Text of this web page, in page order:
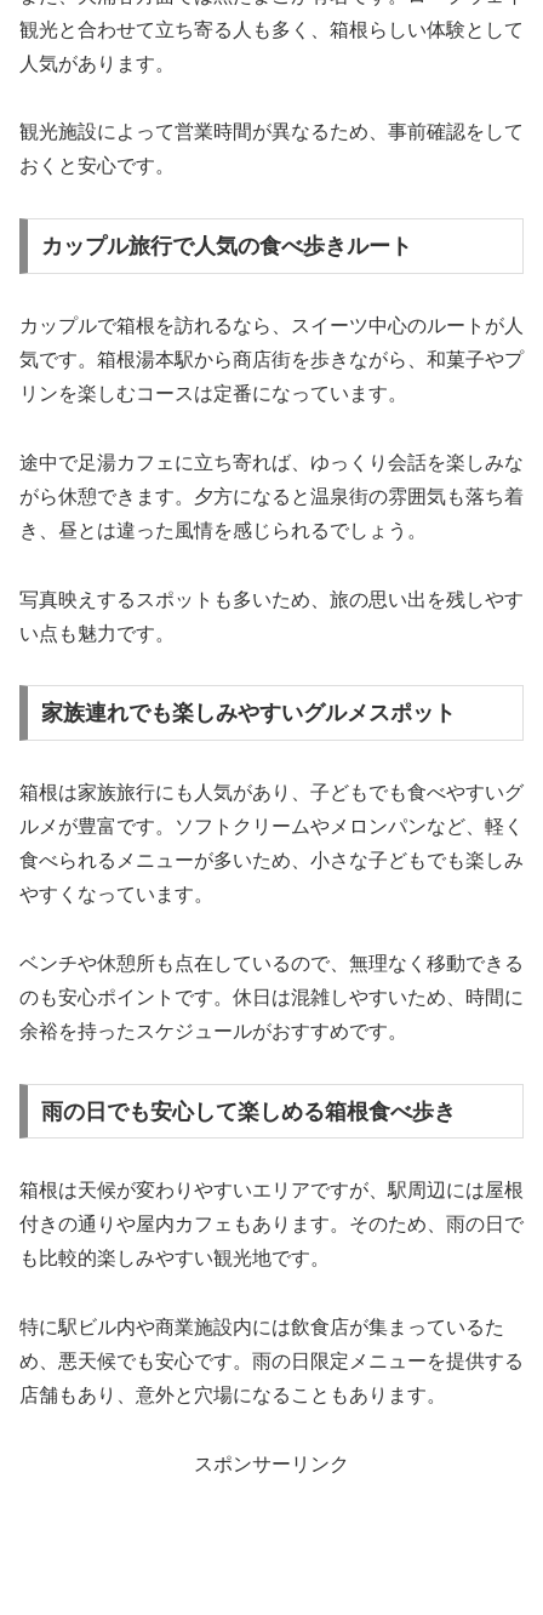
観光と合わせて立ち寄る人も多く、箱根らしい体験として
人気があります。
観光施設によって営業時間が異なるため、事前確認をして
おくと安心です。
カップル旅行で人気の食べ歩きルート
カップルで箱根を訪れるなら、スイーツ中心のルートが人
気です。箱根湯本駅から商店街を歩きながら、和菓子やプ
リンを楽しむコースは定番になっています。
途中で足湯カフェに立ち寄れば、ゆっくり会話を楽しみな
がら休憩できます。夕方になると温泉街の雰囲気も落ち着
き、昼とは違った風情を感じられるでしょう。
写真映えするスポットも多いため、旅の思い出を残しやす
い点も魅力です。
家族連れでも楽しみやすいグルメスポット
箱根は家族旅行にも人気があり、子どもでも食べやすいグ
ルメが豊富です。ソフトクリームやメロンパンなど、軽く
食べられるメニューが多いため、小さな子どもでも楽しみ
やすくなっています。
ベンチや休憩所も点在しているので、無理なく移動できる
のも安心ポイントです。休日は混雑しやすいため、時間に
余裕を持ったスケジュールがおすすめです。
雨の日でも安心して楽しめる箱根食べ歩き
箱根は天候が変わりやすいエリアですが、駅周辺には屋根
付きの通りや屋内カフェもあります。そのため、雨の日で
も比較的楽しみやすい観光地です。
特に駅ビル内や商業施設内には飲食店が集まっているた
め、悪天候でも安心です。雨の日限定メニューを提供する
店舗もあり、意外と穴場になることもあります。
スポンサーリンク